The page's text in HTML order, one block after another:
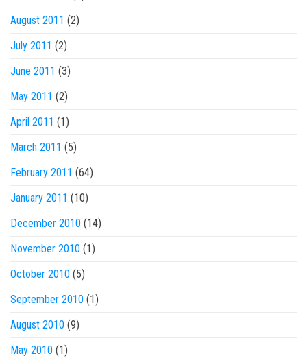
August 2011 (2)
July 2011 (2)
June 2011 (3)
May 2011 (2)
April 2011 (1)
March 2011 (5)
February 2011 (64)
January 2011 (10)
December 2010 (14)
November 2010 (1)
October 2010 (5)
September 2010 (1)
August 2010 (9)
May 2010 (1)